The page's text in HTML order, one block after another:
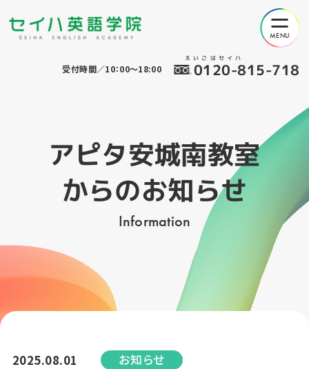
えいごはセイハ
0120-815-718
受付時間／10：00～18:00
アピタ安城南教室
からのお知らせ
Information
2025.08.01 お知らせ